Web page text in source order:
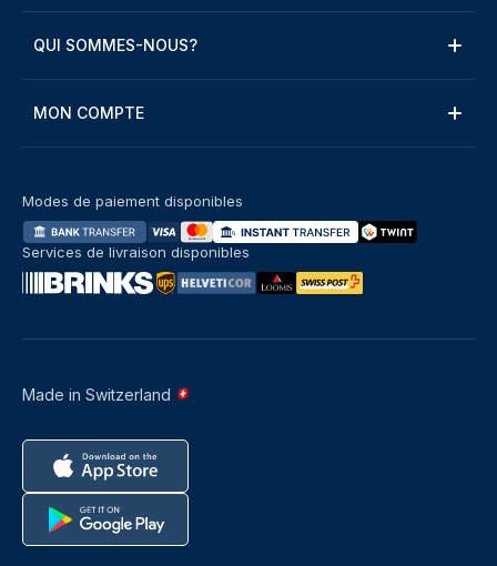
QUI SOMMES-NOUS?
MON COMPTE
Made in Switzerland
Modes de paiement disponibles
Services de livraison disponibles